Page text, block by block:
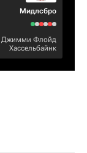
Мидлсбро
Джимми Флойд
Хассельбайнк